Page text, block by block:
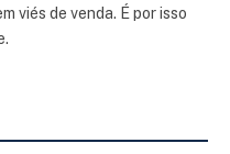
viés de venda. É por isso